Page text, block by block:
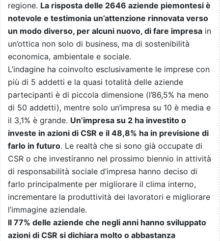
regione. La risposta delle 2646 aziende piemontesi è
notevole e testimonia un’attenzione rinnovata verso
un modo diverso, per alcuni nuovo, di fare impresa in
un’ottica non solo di business, ma di sostenibilità
economica, ambientale e sociale.
L’indagine ha coinvolto esclusivamente le imprese con
più di 5 addetti e la quasi totalità delle aziende
partecipanti è di piccola dimensione (l’86,5% ha meno
di 50 addetti), mentre solo un’impresa su 10 è media e
il 3,1% è grande. Un’impresa su 2 ha investito o
investe in azioni di CSR e il 48,8% ha in previsione di
farlo in futuro. Le realtà che si sono già occupate di
CSR o che investiranno nel prossimo biennio in attività
di responsabilità sociale d’impresa hanno deciso di
farlo principalmente per migliorare il clima interno,
incrementare la produttività dei lavoratori e migliorare
l’immagine aziendale.
Il 77% delle aziende che negli anni hanno sviluppato
azioni di CSR si dichiara molto o abbastanza